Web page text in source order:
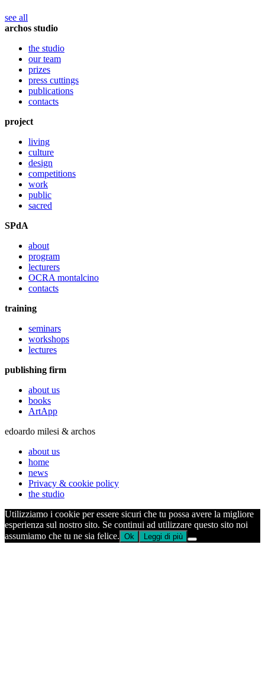
see all
archos studio
the studio
our team
prizes
press cuttings
publications
contacts
project
living
culture
design
competitions
work
public
sacred
SPdA
about
program
lecturers
OCRA montalcino
contacts
training
seminars
workshops
lectures
publishing firm
about us
books
ArtApp
edoardo milesi & archos
about us
home
news
Privacy & cookie policy
the studio
Utilizziamo i cookie per essere sicuri che tu possa avere la migliore
esperienza sul nostro sito. Se continui ad utilizzare questo sito noi
assumiamo che tu ne sia felice. Ok Leggi di più